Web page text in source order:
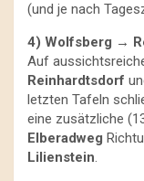
(und je nach
4) Wolfsberg →
Auf
Reinhardtsdorf
letzten Tafeln
eine zusätzliche
Elberadweg
Lilienstein.